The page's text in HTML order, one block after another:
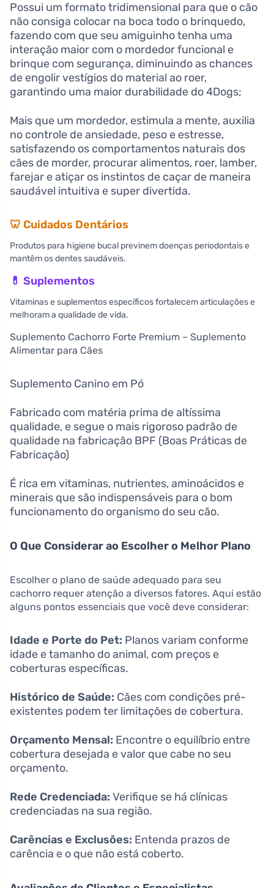
Possui um formato tridimensional para que o cão
não consiga colocar na boca todo o brinquedo,
fazendo com que seu amiguinho tenha uma
interação maior com o mordedor funcional e
brinque com segurança, diminuindo as chances
de engolir vestígios do material ao roer,
garantindo uma maior durabilidade do 4Dogs;
Mais que um mordedor, estimula a mente, auxilia
no controle de ansiedade, peso e estresse,
satisfazendo os comportamentos naturais dos
cães de morder, procurar alimentos, roer, lamber,
farejar e atiçar os instintos de caçar de maneira
saudável intuitiva e super divertida.
🦷 Cuidados Dentários
Produtos para higiene bucal previnem doenças periodontais e
mantêm os dentes saudáveis.
💊 Suplementos
Vitaminas e suplementos específicos fortalecem articulações e
melhoram a qualidade de vida.
Suplemento Cachorro Forte Premium – Suplemento
Alimentar para Cães
Suplemento Canino em Pó
Fabricado com matéria prima de altíssima
qualidade, e segue o mais rigoroso padrão de
qualidade na fabricação BPF (Boas Práticas de
Fabricação)
É rica em vitaminas, nutrientes, aminoácidos e
minerais que são indispensáveis para o bom
funcionamento do organismo do seu cão.
O Que Considerar ao Escolher o Melhor Plano
Escolher o plano de saúde adequado para seu
cachorro requer atenção a diversos fatores. Aqui estão
alguns pontos essenciais que você deve considerar:
Idade e Porte do Pet: Planos variam conforme
idade e tamanho do animal, com preços e
coberturas específicas.
Histórico de Saúde: Cães com condições pré-
existentes podem ter limitações de cobertura.
Orçamento Mensal: Encontre o equilíbrio entre
cobertura desejada e valor que cabe no seu
orçamento.
Rede Credenciada: Verifique se há clínicas
credenciadas na sua região.
Carências e Exclusões: Entenda prazos de
carência e o que não está coberto.